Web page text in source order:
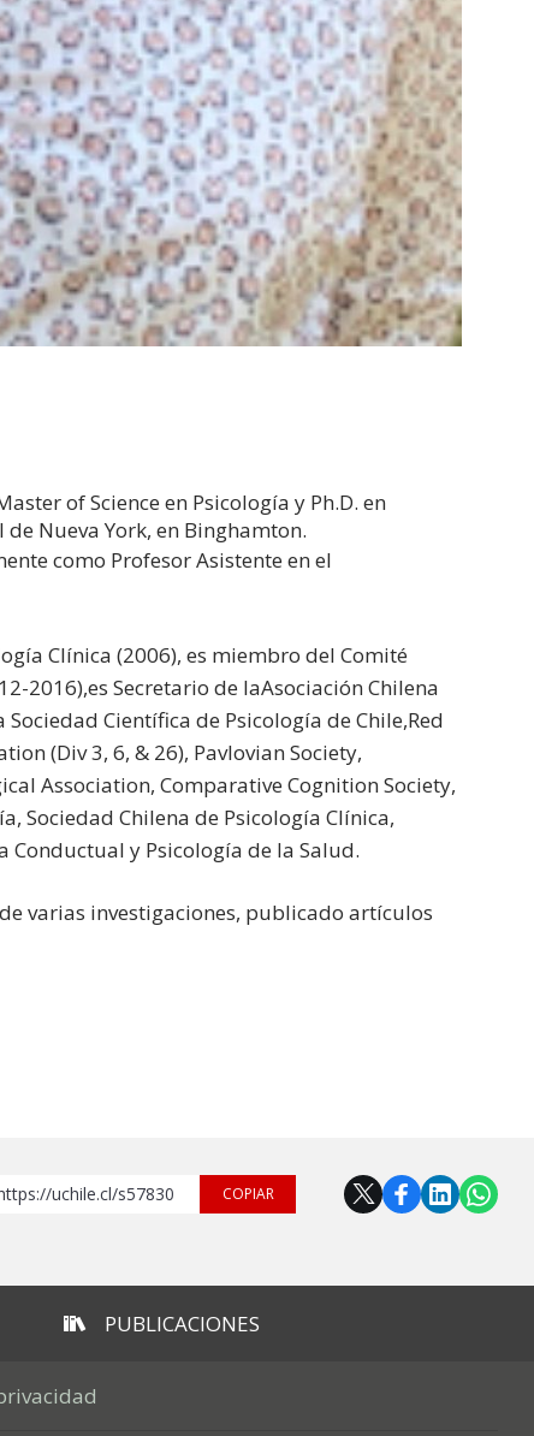
of Science en Psicología y Ph.D. en
Nueva York, en Binghamton.
como Profesor Asistente en el
Clínica (2006), es miembro del Comité
2016),es Secretario de laAsociación Chilena
Científica de Psicología de Chile,Red
(Div 3, 6, & 26), Pavlovian Society,
Association, Comparative Cognition Society,
Sociedad Chilena de Psicología Clínica,
Conductual y Psicología de la Salud.
varias investigaciones, publicado artículos
uchile.cl/s57830 COPIAR
PUBLICACIONES